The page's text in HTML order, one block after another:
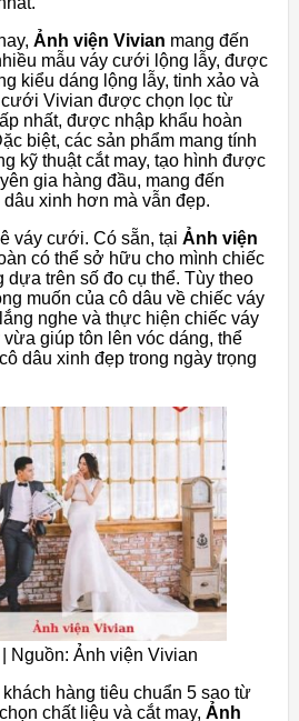
Ảnh viện Vivian mang đến
mẫu váy cưới lộng lẫy, được
kiểu dáng lộng lẫy, tinh xảo và
cưới Vivian được chọn lọc từ
nhất, được nhập khẩu hoàn
biệt, các sản phẩm mang tính
kỹ thuật cắt may, tạo hình được
gia hàng đầu, mang đến
xinh hơn mà vẫn đẹp.
váy cưới. Có sẵn, tại Ảnh viện
có thể sở hữu cho mình chiếc
trên số đo cụ thể. Tùy theo
muốn của cô dâu về chiếc váy
nghe và thực hiện chiếc váy
giúp tôn lên vóc dáng, thể
dâu xinh đẹp trong ngày trọng
Nguồn: Ảnh viện Vivian
hàng tiêu chuẩn 5 sao từ
chất liệu và cắt may, Ảnh